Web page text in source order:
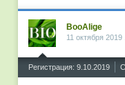
BooAlige
11 октября 2019
Регистрация: 9.10.2019